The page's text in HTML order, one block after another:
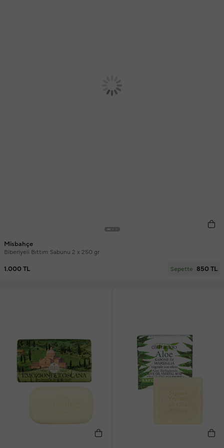
Misbahçe
Biberiyeli Bıttım Sabunu 2 x 250 gr
1.000 TL Sepette 850 TL